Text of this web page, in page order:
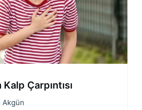
Çarpıntısı
Akgün